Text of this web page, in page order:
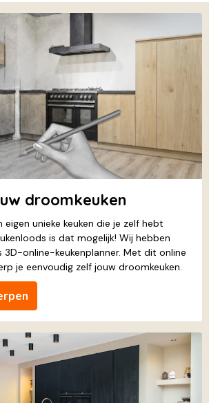
droomkeuken
unieke keuken die je zelf hebt
is dat mogelijk! Wij hebben
3D-online-keukenplanner. Met dit online
je eenvoudig zelf jouw droomkeuken.